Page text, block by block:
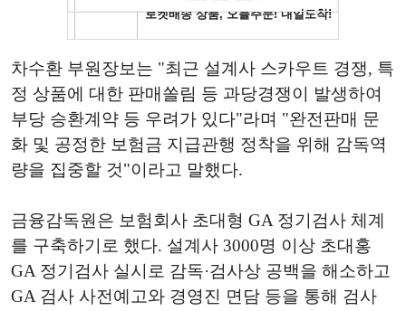
차수환 부원장보는 "최근 설계사 스카우트 경쟁, 특
정 상품에 대한 판매쏠림 등 과당경쟁이 발생하여
부당 승환계약 등 우려가 있다"라며 "완전판매 문
화 및 공정한 보험금 지급관행 정착을 위해 감독역
량을 집중할 것"이라고 말했다.
금융감독원은 보험회사 초대형 GA 정기검사 체계
를 구축하기로 했다. 설계사 3000명 이상 초대홍
GA 정기검사 실시로 감독·검사상 공백을 해소하고
GA 검사 사전예고와 경영진 면담 등을 통해 검사